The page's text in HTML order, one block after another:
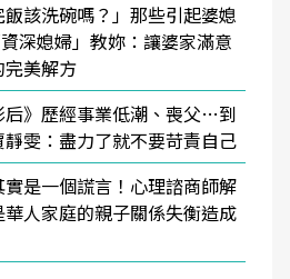
飯該洗碗嗎？」那些引起婆媳
深媳婦」教妳：讓婆家滿意
美解方
后》歷經事業低潮、喪父…到
雯：盡力了就不要苛責自己
實是一個謊言！心理諮商師解
人家庭的親子關係失衡造成